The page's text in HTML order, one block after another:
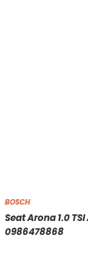
BOSCH
Seat Arona 1.0
0986478868